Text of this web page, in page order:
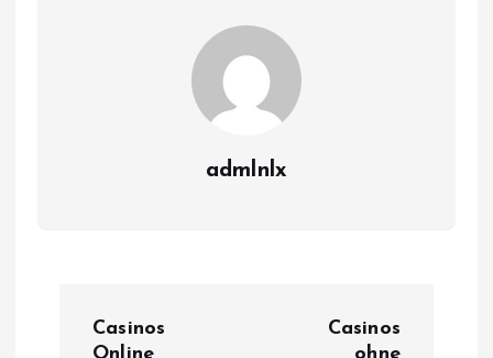
admlnlx
Casinos
Casinos